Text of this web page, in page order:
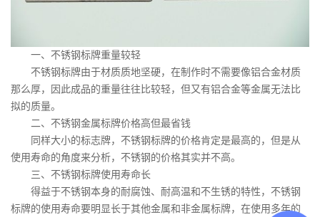
一、不锈钢标牌重量较轻
不锈钢标牌由于材质质地坚硬，在制作时不需要像铝合金材质
那么厚，因此成品的重量往往比较轻，但又有铝合金等金属无法比
拟的质量。
二、不锈钢金属标牌价格高但最省钱
同样大小的标志牌，不锈钢标牌的价格肯定是最高的，但是从
使用寿命的角度来分析，不锈钢的价格其实并不高。
三、不锈钢标牌使用寿命长
得益于不锈钢本身的耐腐蚀、耐高温和不生锈的特性，不锈钢
标牌的使用寿命要明显长于其他金属和非金属标牌，在使用多年的